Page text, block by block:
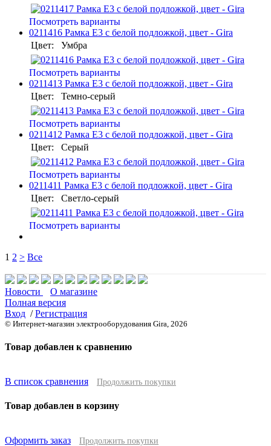
Посмотреть варианты
0211416 Рамка E3 с белой подложкой, цвет - Gira
Цвет:
Умбра
Посмотреть варианты
0211413 Рамка E3 с белой подложкой, цвет - Gira
Цвет:
Темно-серый
Посмотреть варианты
0211412 Рамка E3 с белой подложкой, цвет - Gira
Цвет:
Серый
Посмотреть варианты
0211411 Рамка E3 с белой подложкой, цвет - Gira
Цвет:
Светло-серый
Посмотреть варианты
1 2 > Все
Новости
О магазине
Полная версия
Вход /Регистрация
© Интернет-магазин электрооборудования Gira, 2026
Товар добавлен к сравнению
В список сравнения Продолжить покупки
Товар добавлен в корзину
Оформить заказ Продолжить покупки